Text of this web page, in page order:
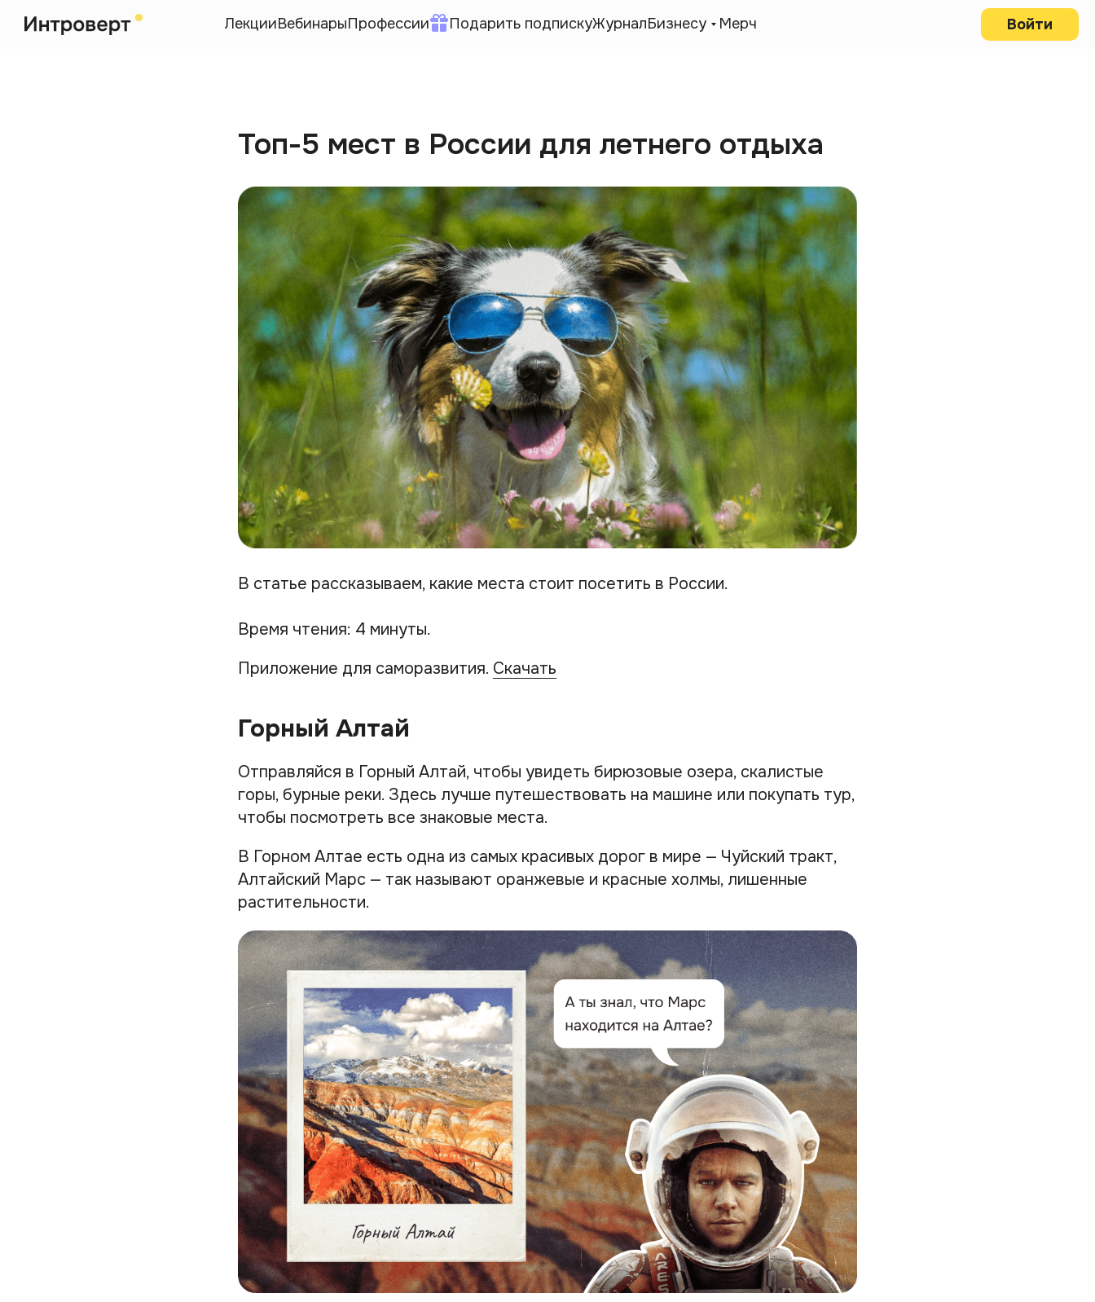
ЛекцииВебинарыПрофессии Подарить подпискуЖурналБизнесу Мерч Войти
Топ-5 мест в России для летнего отдыха
В статье рассказываем, какие места стоит посетить в России.
Время чтения: 4 минуты.
Приложение для саморазвития. Скачать
Горный Алтай
Отправляйся в Горный Алтай, чтобы увидеть бирюзовые озера, скалистые
горы, бурные реки. Здесь лучше путешествовать на машине или покупать тур,
чтобы посмотреть все знаковые места.
В Горном Алтае есть одна из самых красивых дорог в мире — Чуйский тракт,
Алтайский Марс — так называют оранжевые и красные холмы, лишенные
растительности.